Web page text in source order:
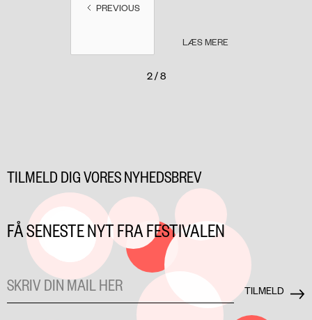
PREVIOUS
LÆS MERE
2 / 8
TILMELD DIG VORES NYHEDSBREV
FÅ SENESTE NYT FRA FESTIVALEN